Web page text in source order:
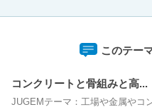
このテー
コンクリートと骨組みと高...
JUGEMテーマ：工場や金属やコ